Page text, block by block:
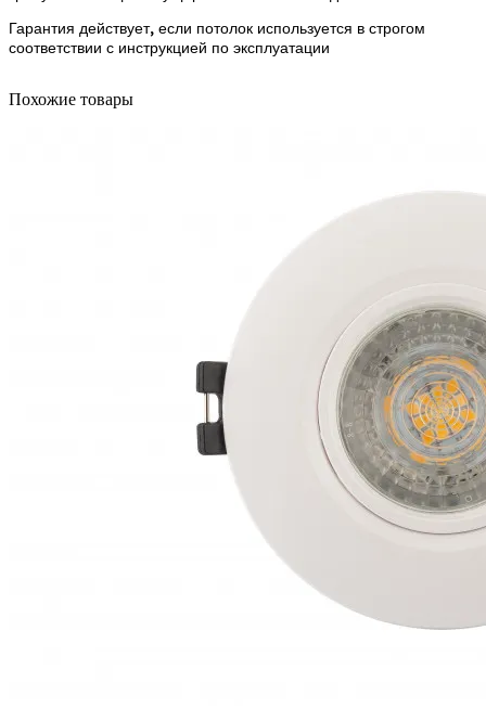
Гарантия действует, если потолок используется в строгом
соответствии с инструкцией по эксплуатации
Похожие товары